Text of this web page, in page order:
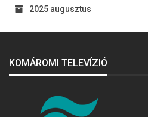
2025 augusztus
KOMÁROMI TELEVÍZIÓ